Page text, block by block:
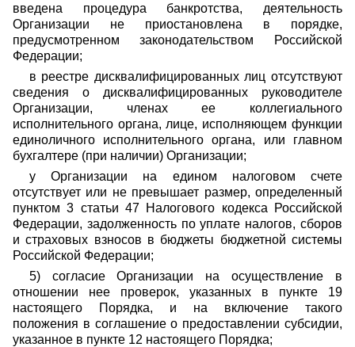
введена процедура банкротства, деятельность
Организации не приостановлена в порядке,
предусмотренном законодательством Российской
Федерации;
в реестре дисквалифицированных лиц отсутствуют
сведения о дисквалифицированных руководителе
Организации, членах ее коллегиального
исполнительного органа, лице, исполняющем функции
единоличного исполнительного органа, или главном
бухгалтере (при наличии) Организации;
у Организации на едином налоговом счете
отсутствует или не превышает размер, определенный
пунктом 3 статьи 47 Налогового кодекса Российской
Федерации, задолженность по уплате налогов, сборов
и страховых взносов в бюджеты бюджетной системы
Российской Федерации;
5) согласие Организации на осуществление в
отношении нее проверок, указанных в пункте 19
настоящего Порядка, и на включение такого
положения в соглашение о предоставлении субсидии,
указанное в пункте 12 настоящего Порядка;